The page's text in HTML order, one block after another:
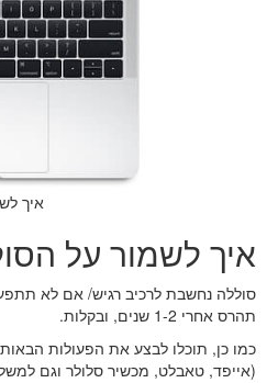
איך
איך לשמור על
סוללה נחשבת לרכיב רגיש/ אם לא
תהרס אחרי 1-2 שנים, ובקלות.
כמו כן, תוכלו לבצע את הפעולות
(אייפד, טאבלט, מכשיר סלולר וגם